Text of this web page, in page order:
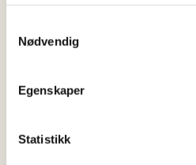
Nødvendig
Egenskaper
Statistikk